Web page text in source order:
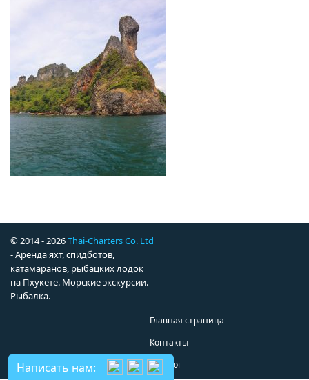
© 2014 - 2026Thai-Charters Co. Ltd
- Аренда яхт, спидботов,
катамаранов, рыбацких лодок
на Пхукете. Морские экскурсии.
Рыбалка.
Главная страница
Контакты
Каталог
Написать нам: